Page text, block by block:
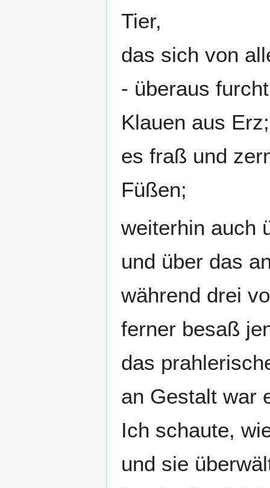
Tier,
das sich von
- überaus
Klauen aus Erz;
es fraß und
Füßen;
weiterhin auch
und über das
während drei
ferner besaß
das
an Gestalt war
Ich schaute,
und sie